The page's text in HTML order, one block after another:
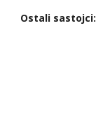
Ostali sastojci: